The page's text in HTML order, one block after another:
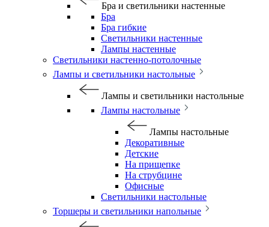
Бра и светильники настенные
Бра
Бра гибкие
Светильники настенные
Лампы настенные
Светильники настенно-потолочные
Лампы и светильники настольные
Лампы и светильники настольные
Лампы настольные
Лампы настольные
Декоративные
Детские
На прищепке
На струбцине
Офисные
Светильники настольные
Торшеры и светильники напольные